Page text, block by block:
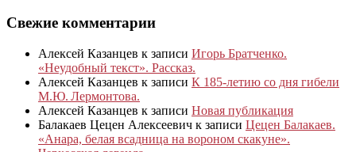
Свежие комментарии
Алексей Казанцев к записи Игорь Братченко.
«Неудобный текст». Рассказ.
Алексей Казанцев к записи К 185‑летию со дня гибели
М.Ю. Лермонтова.
Алексей Казанцев к записи Новая публикация
Балакаев Цецен Алексеевич к записи Цецен Балакаев.
«Анара, белая всадница на вороном скакуне».